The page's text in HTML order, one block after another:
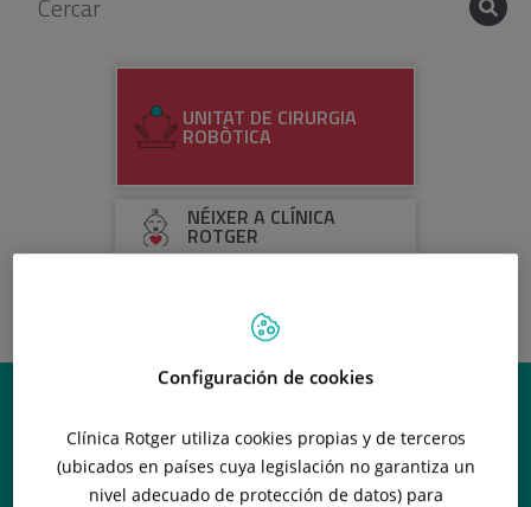
UNITAT DE CIRURGIA
ROBÒTICA
NÉIXER A CLÍNICA
ROTGER
OLABE NEUROCIRURGIA
Guia d’Acollida
Configuración de cookies
Clínica Rotger utiliza cookies propias y de terceros
(ubicados en países cuya legislación no garantiza un
nivel adecuado de protección de datos) para